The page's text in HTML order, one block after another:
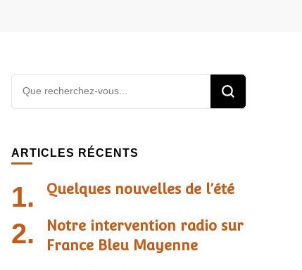
ARTICLES RÉCENTS
Quelques nouvelles de l’été
Notre intervention radio sur
France Bleu Mayenne